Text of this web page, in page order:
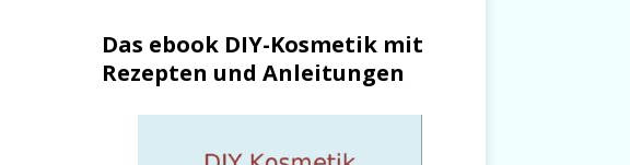
Das ebook DIY-Kosmetik mit
Rezepten und Anleitungen